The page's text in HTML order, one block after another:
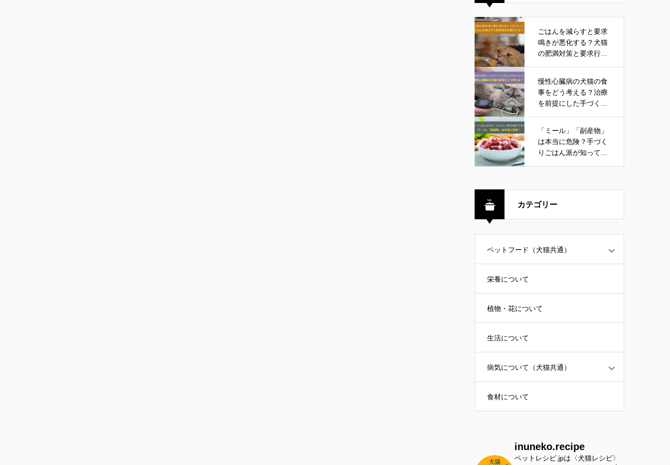
ごはんを減らすと要求
鳴きが悪化する？犬猫
の肥満対策と要求行動
慢性心臓病の犬猫の食
事をどう考える？治療
を前提にした手づくり
「ミール」「副産物」
は本当に危険？手づく
りごはん派が知ってお
カテゴリー
ペットフード（犬猫共通）
栄養について
植物・花について
生活について
病気について（犬猫共通）
食材について
inuneko.recipe
ペットレシピ.jpは〈犬猫レシピ〉